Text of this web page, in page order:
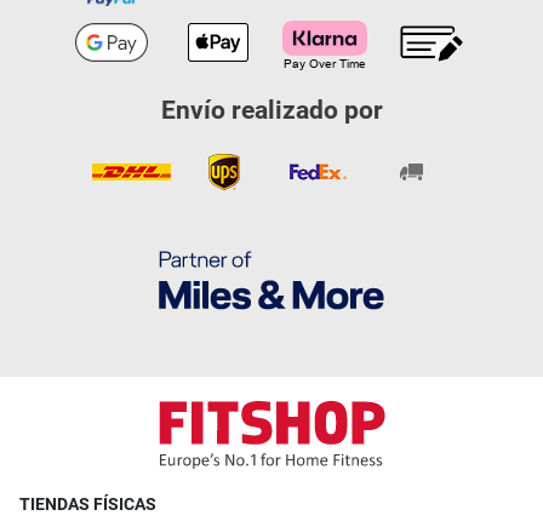
Envío realizado por
TIENDAS FÍSICAS